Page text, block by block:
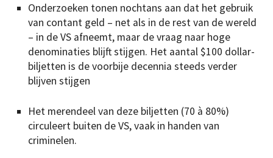
Onderzoeken tonen nochtans aan dat het gebruik
van contant geld – net als in de rest van de wereld
– in de VS afneemt, maar de vraag naar hoge
denominaties blijft stijgen. Het aantal $100 dollar-
biljetten is de voorbije decennia steeds verder
blijven stijgen
Het merendeel van deze biljetten (70 à 80%)
circuleert buiten de VS, vaak in handen van
criminelen.